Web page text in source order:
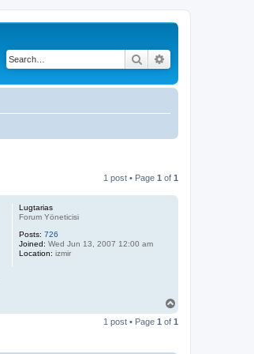
Search
1 post • Page 1 of 1
Lugtarias
Forum Yöneticisi
Posts: 726
Joined: Wed Jun 13, 2007 12:00 am
Location: izmir
p
1 post • Page 1 of 1